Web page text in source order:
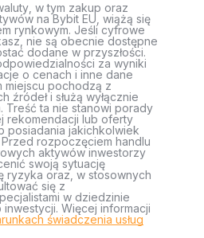
w tym zakup oraz
na Bybit EU, wiążą się
rynkowym. Jeśli cyfrowe
nie są obecnie dostępne
dodane w przyszłości.
za wyniki
o cenach i inne dane
miejscu pochodzą z
źródeł i służą wyłącznie
Treść ta nie stanowi porady
rekomendacji lub oferty
posiadania jakichkolwiek
rozpoczęciem handlu
aktywów inwestorzy
swoją sytuację
ryzyka oraz, w stosownych
się z
w dziedzinie
Więcej informacji
świadczenia usług